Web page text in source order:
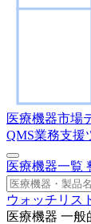
医療機器市場
QMS業務支援
医療機器一覧
ウォッチリス
医療機器 一般